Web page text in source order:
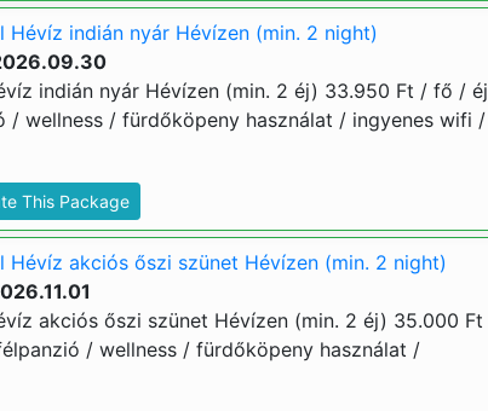
indián nyár Hévízen (min. 2 night)
indián nyár Hévízen (min. 2 éj) 33.950 Ft / fő / éj
/ wellness / fürdőköpeny használat / ingyenes wifi /
This Package
akciós őszi szünet Hévízen (min. 2 night)
akciós őszi szünet Hévízen (min. 2 éj) 35.000 Ft
/ wellness / fürdőköpeny használat /